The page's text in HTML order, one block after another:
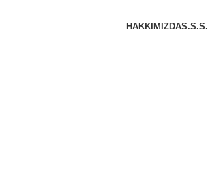
HAKKIMIZDAS.S.S.